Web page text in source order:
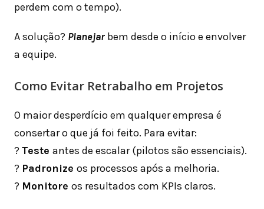
perdem com o tempo).
A solução? Planejar bem desde o início e envolver
a equipe.
Como Evitar Retrabalho em Projetos
O maior desperdício em qualquer empresa é
consertar o que já foi feito. Para evitar:
? Teste antes de escalar (pilotos são essenciais).
? Padronize os processos após a melhoria.
? Monitore os resultados com KPIs claros.